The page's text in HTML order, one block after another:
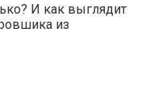
И как выглядит
из